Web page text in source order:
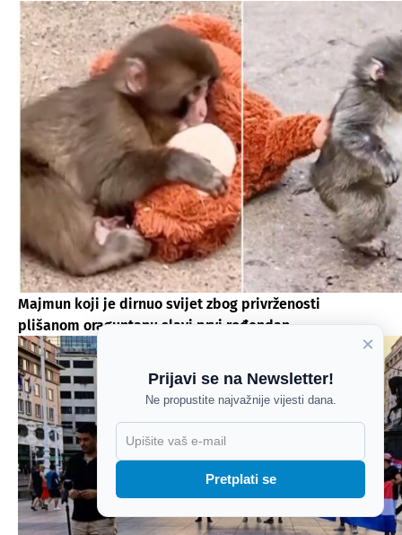
Majmun koji je dirnuo svijet zbog privrženosti
plišanom oraguntanu slavi prvi rođendan
×
Prijavi se na Newsletter!
Ne propustite najvažnije vijesti dana.
Pretplati se